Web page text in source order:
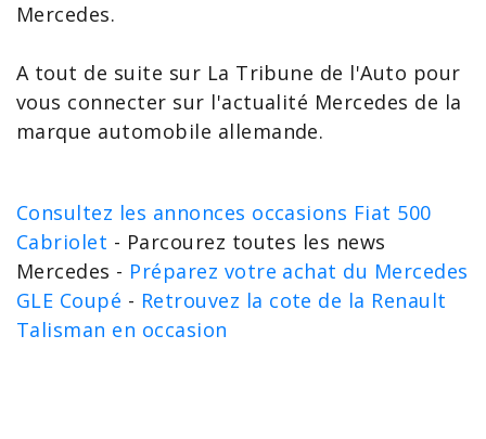
Mercedes.
A tout de suite sur La Tribune de l'Auto pour
vous connecter sur l'actualité Mercedes de la
marque automobile allemande.
Consultez les annonces occasions Fiat 500
Cabriolet - Parcourez toutes les news
Mercedes - Préparez votre achat du Mercedes
GLE Coupé - Retrouvez la cote de la Renault
Talisman en occasion